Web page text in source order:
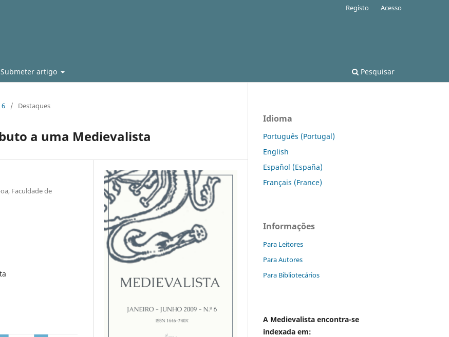
Submeter artigo Pesquisar
Registo Acesso
6 / Destaques
a uma Medievalista
Faculdade de
Idioma
Português (Portugal)
English
Español (España)
Français (France)
Informações
Para Leitores
Para Autores
Para Bibliotecários
A Medievalista encontra-se
indexada em: